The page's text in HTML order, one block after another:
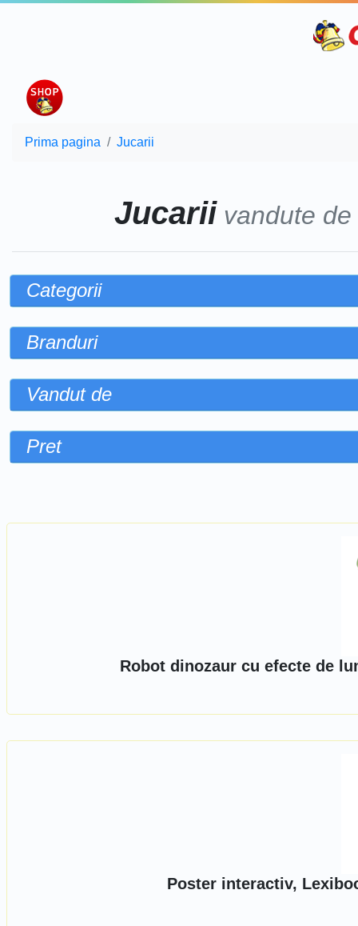
Prima pagina Jucarii
Jucariivandute de
Categorii
Branduri
Vandut de
Pret
Robot dinozaur cu efecte de
Poster interactiv,